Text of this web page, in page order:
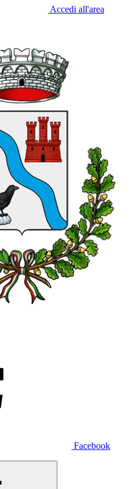
Accedi all'area
Facebook